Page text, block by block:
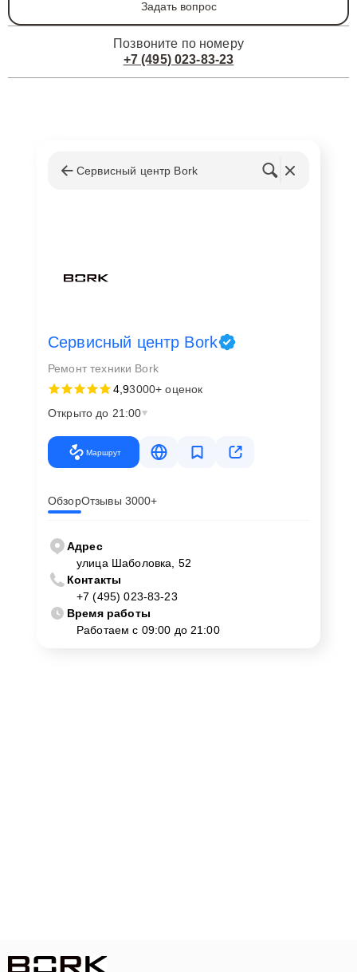
Задать вопрос
Позвоните по номеру
+7 (495) 023-83-23
Сервисный центр Bork
Сервисный центр Bork
Ремонт техники Bork
4,93000+ оценок
Открыто до 21:00
Маршрут
ОбзорОтзывы 3000+
Адрес
улица Шаболовка, 52
Контакты
+7 (495) 023-83-23
Время работы
Работаем с 09:00 до 21:00